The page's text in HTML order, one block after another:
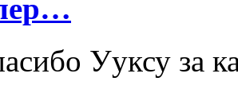
Ууксу за